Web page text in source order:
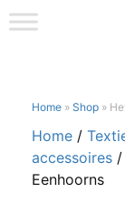
Home » Shop »
Home /
accessoires /
Eenhoorns